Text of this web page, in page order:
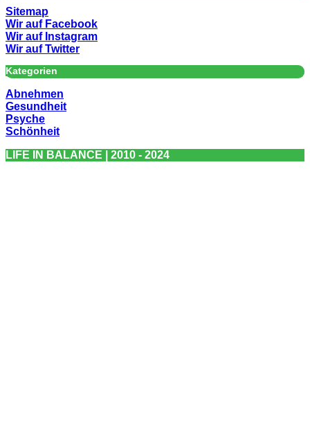
Sitemap
Wir auf Facebook
Wir auf Instagram
Wir auf Twitter
Kategorien
Abnehmen
Gesundheit
Psyche
Schönheit
LIFE IN BALANCE | 2010 - 2024